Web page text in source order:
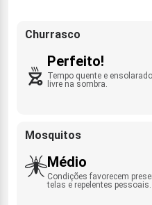
Churrasco
Perfeito!
Tempo quente e
livre na sombra.
Mosquitos
Médio
Condições favorecem
telas e repelentes pessoais.